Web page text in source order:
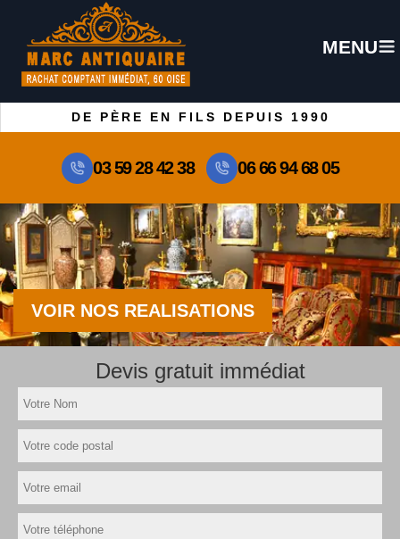
MENU
DE PÈRE EN FILS DEPUIS 1990
03 59 28 42 38 06 66 94 68 05
VOIR NOS REALISATIONS
Devis gratuit immédiat